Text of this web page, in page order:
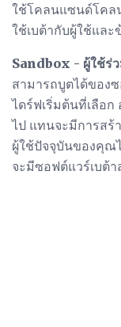
ใช้โคลนแซนด์โคล
ใช้เบต้ากับผู้ใช้แล
Sandbox - ผู้ใช้ร่
สามารถบูตได้ของ
ไดร์ฟเริ่มต้นที่เลือ
ไป แทนจะมีการสร้
ผู้ใช้ปัจจุบันของคุณ
จะมีซอฟต์แวร์เบต้